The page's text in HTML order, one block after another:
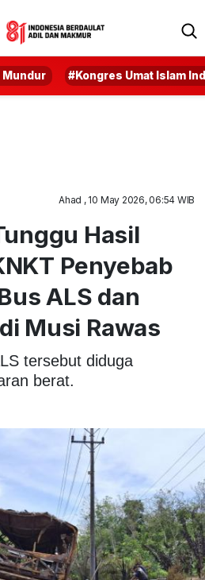
Mundur #Kongres Umat Islam
Ahad , 10 May 2026, 06:54 WIB
Hasil
Penyebab
ALS dan
Musi Rawas
tersebut diduga
berat.